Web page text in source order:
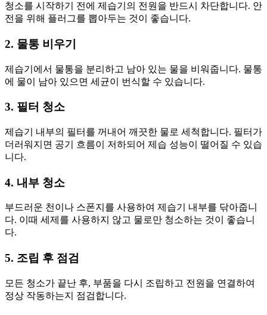
청소를 시작하기 전에 제습기의 전원을 반드시 차단합니다. 안
전을 위해 플러그를 뽑아두는 것이 좋습니다.
2. 물통 비우기
제습기에서 물통을 분리하고 남아 있는 물을 비워줍니다. 물통
에 물이 남아 있으면 세균이 번식할 수 있습니다.
3. 필터 청소
제습기 내부의 필터를 꺼내어 깨끗한 물로 세척합니다. 필터가
더러워지면 공기 흐름이 저하되어 제습 성능이 떨어질 수 있습
니다.
4. 내부 청소
부드러운 천이나 스폰지를 사용하여 제습기 내부를 닦아줍니
다. 이때 세제를 사용하지 않고 물로만 청소하는 것이 좋습니
다.
5. 조립 후 점검
모든 청소가 끝난 후, 부품을 다시 조립하고 전원을 연결하여
정상 작동하는지 점검합니다.